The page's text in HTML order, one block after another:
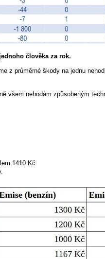
člověka za rok.
z průměrné škody na jednu
všem nehodám způsobeným
1410 Kč.